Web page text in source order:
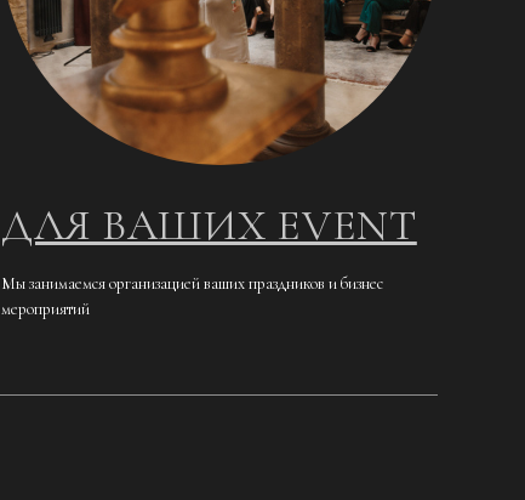
ДЛЯ ВАШИХ EVENT
Мы занимаемся организацией ваших праздников и бизнес
мероприятий